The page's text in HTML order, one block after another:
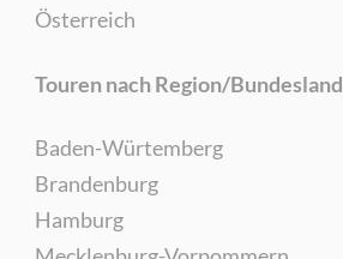
Österreich
Touren nach Region/Bundesland
Baden-Würtemberg
Brandenburg
Hamburg